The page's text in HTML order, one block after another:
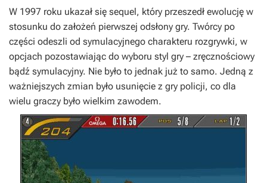
W 1997 roku ukazał się sequel, który przeszedł ewolucję w
stosunku do założeń pierwszej odsłony gry. Twórcy po
części odeszli od symulacyjnego charakteru rozgrywki, w
opcjach pozostawiając do wyboru styl gry – zręcznościowy
bądź symulacyjny. Nie było to jednak już to samo. Jedną z
ważniejszych zmian było usunięcie z gry policji, co dla
wielu graczy było wielkim zawodem.